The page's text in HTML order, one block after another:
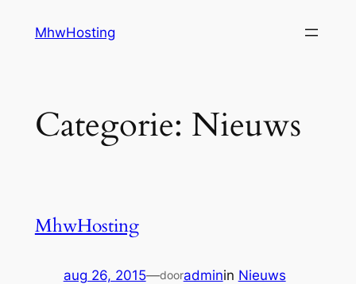
MhwHosting
Categorie: Nieuws
MhwHosting
aug 26, 2015—dooradminin Nieuws